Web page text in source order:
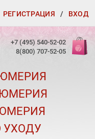
РЕГИСТРАЦИЯ / ВХОД
+7 (495) 540-52-02
8(800) 707-52-05
УХОДУ